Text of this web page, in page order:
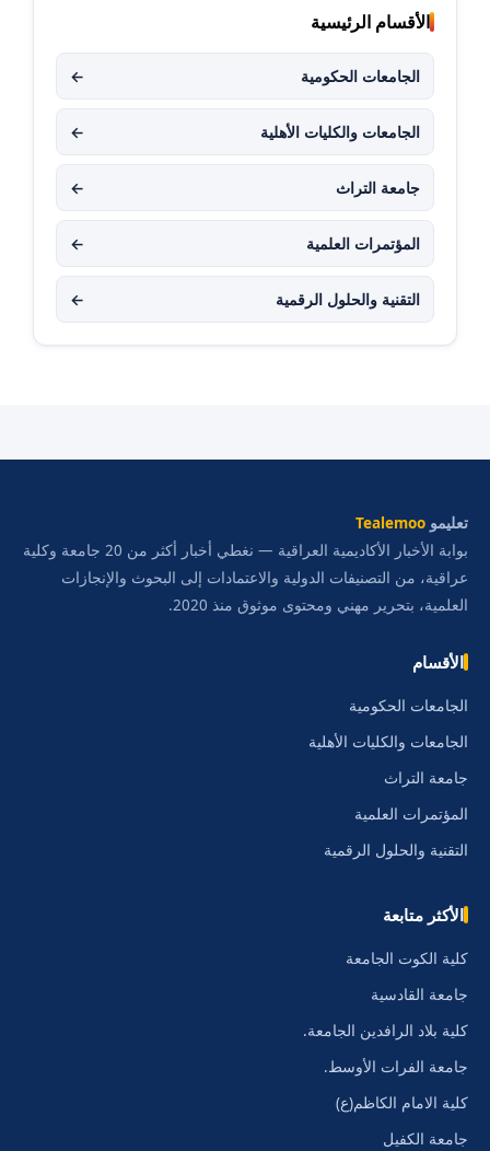
الأقسام الرئيسية
الجامعات الحكومية ←
الجامعات والكليات الأهلية ←
جامعة التراث ←
المؤتمرات العلمية ←
التقنية والحلول الرقمية ←
تعليمو Tealemoo
بوابة الأخبار الأكاديمية العراقية — نغطي أخبار أكثر من 20 جامعة وكلية
عراقية، من التصنيفات الدولية والاعتمادات إلى البحوث والإنجازات
العلمية، بتحرير مهني ومحتوى موثوق منذ 2020.
الأقسام
الجامعات الحكومية
الجامعات والكليات الأهلية
جامعة التراث
المؤتمرات العلمية
التقنية والحلول الرقمية
الأكثر متابعة
كلية الكوت الجامعة
جامعة القادسية
كلية بلاد الرافدين الجامعة.
جامعة الفرات الأوسط.
كلية الامام الكاظم(ع)
جامعة الكفيل